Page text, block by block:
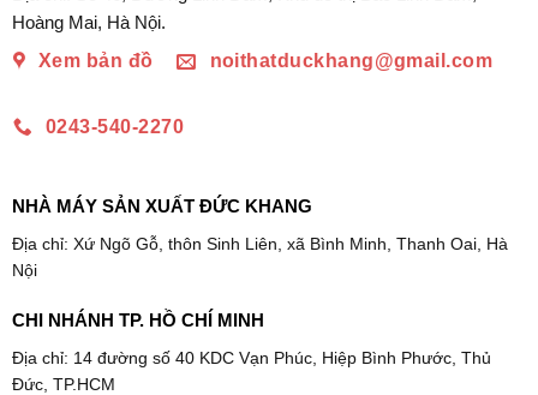
Hoàng Mai, Hà Nội.
Xem bản đồ
noithatduckhang@gmail.com
0243-540-2270
NHÀ MÁY SẢN XUẤT ĐỨC KHANG
Địa chỉ: Xứ Ngõ Gỗ, thôn Sinh Liên, xã Bình Minh, Thanh Oai, Hà
Nội
CHI NHÁNH TP. HỒ CHÍ MINH
Địa chỉ: 14 đường số 40 KDC Vạn Phúc, Hiệp Bình Phước, Thủ
Đức, TP.HCM